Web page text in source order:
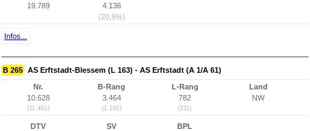
19.789
4.136
(20,9%)
Infos...
B 265 AS Erftstadt-Blessem (L 163) - AS Erftstadt (A 1/A 61)
Nr.
10.628
(11.461)
B-Rang
3.464
(1.191)
L-Rang
782
(211)
Land
NW
DTV
SV
BPL